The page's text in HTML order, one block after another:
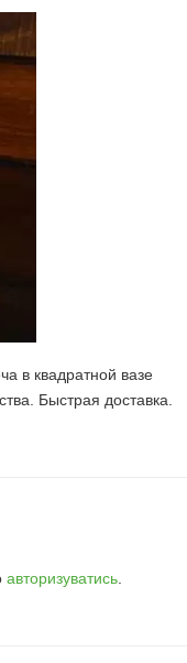
в квадратной вазе
Быстрая доставка.
авторизуватись